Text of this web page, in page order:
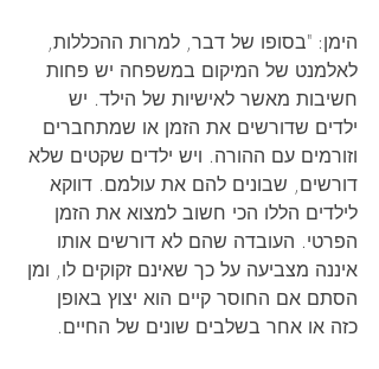
הימן: "בסופו של דבר, למרות ההכללות,
לאלמנט של המיקום במשפחה יש פחות
חשיבות מאשר לאישיות של הילד. יש
ילדים שדורשים את הזמן או שמתחברים
וזורמים עם ההורה. ויש ילדים שקטים שלא
דורשים, שבונים להם את עולמם. דווקא
לילדים הללו הכי חשוב למצוא את הזמן
הפרטי. העובדה שהם לא דורשים אותו
איננה מצביעה על כך שאינם זקוקים לו, ומן
הסתם אם החוסר קיים הוא יצוץ באופן
כזה או אחר בשלבים שונים של החיים.